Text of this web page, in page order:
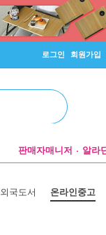
로그인 회원가입
판매자매니저 알라
외국도서 온라인중고